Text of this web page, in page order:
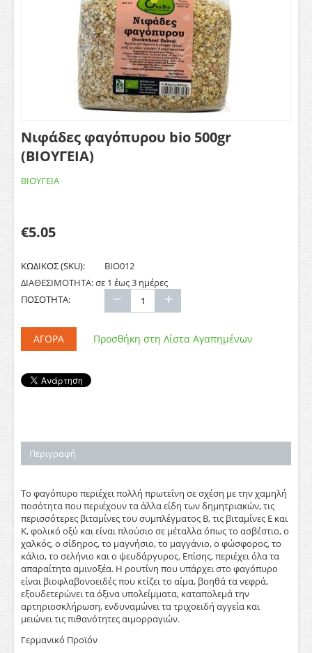
Νιφάδες φαγόπυρου bio 500gr
(ΒΙΟΥΓΕΙΑ)
ΒΙΟΥΓΕΙΑ
€5.05
ΚΩΔΙΚΟΣ (SKU):
ΒΙΟ012
ΔΙΑΘΕΣΙΜΟΤΗΤΑ:σε 1 έως 3 ημέρες
ΠΟΣΟΤΗΤΑ:
+
−
ΑΓΟΡΆ Προσθήκη στη Λίστα Αγαπημένων
Περιγραφή
Το φαγόπυρο περιέχει πολλή πρωτεΐνη σε σχέση με την χαμηλή
ποσότητα που περιέχουν τα άλλα είδη των δημητριακών, τις
περισσότερες βιταμίνες του συμπλέγματος Β, τις βιταμίνες Ε και
Κ, φολικό οξύ και είναι πλούσιο σε μέταλλα όπως το ασβέστιο, ο
χαλκός, ο σίδηρος, το μαγνήσιο, το μαγγάνιο, ο φώσφορος, το
κάλιο, το σελήνιο και ο ψευδάργυρος. Επίσης, περιέχει όλα τα
απαραίτητα αμινοξέα. Η ρουτίνη που υπάρχει στο φαγόπυρο
είναι βιοφλαβονοειδές που κτίζει το αίμα, βοηθά τα νεφρά,
εξουδετερώνει τα όξινα υπολείμματα, καταπολεμά την
αρτηριοσκλήρωση, ενδυναμώνει τα τριχοειδή αγγεία και
μειώνει τις πιθανότητες αιμορραγιών.
Γερμανικό Προϊόν